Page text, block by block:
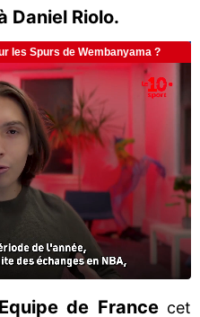
Daniel Riolo.
Equipe de Francecet